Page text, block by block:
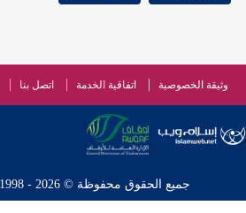
وثيقة الخصوصية اتفاقية الخدمة اتصل بنا
جميع الحقوق محفوظة © 2026 - 1998 لشبكة إسلام ويب